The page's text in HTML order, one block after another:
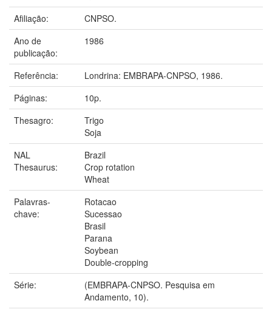
Afiliação:
CNPSO.
Ano de
publicação:
1986
Referência:
Londrina: EMBRAPA-CNPSO, 1986.
Páginas:
10p.
Thesagro:
Trigo
Soja
NAL
Thesaurus:
Brazil
Crop rotation
Wheat
Palavras-
chave:
Rotacao
Sucessao
Brasil
Parana
Soybean
Double-cropping
Série:
(EMBRAPA-CNPSO. Pesquisa em
Andamento, 10).